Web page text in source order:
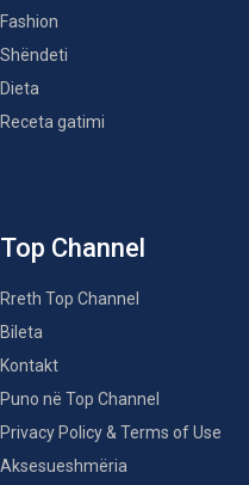
Fashion
Shëndeti
Dieta
Receta gatimi
Top Channel
Rreth Top Channel
Bileta
Kontakt
Puno në Top Channel
Privacy Policy & Terms of Use
Aksesueshmëria